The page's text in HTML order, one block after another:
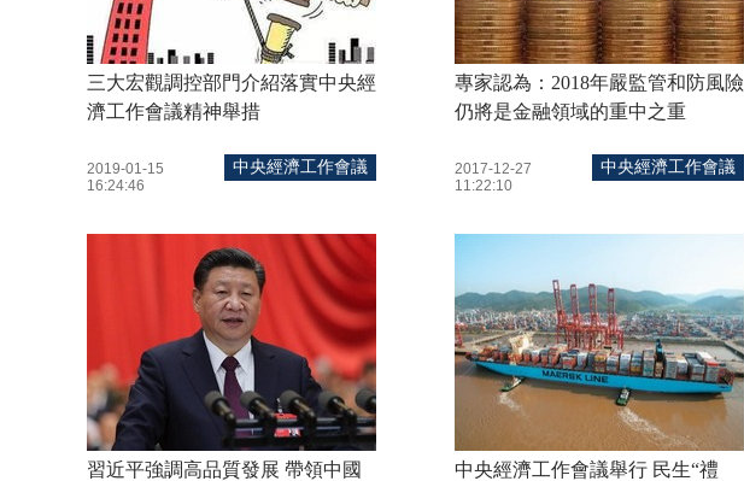
三大宏觀調控部門介紹落實中央經
濟工作會議精神舉措
中央經濟工作會議
2019-01-15
16:24:46
專家認為：2018年嚴監管和防風險
仍將是金融領域的重中之重
中央經濟工作會議
2017-12-27
11:22:10
習近平強調高品質發展 帶領中國
中央經濟工作會議舉行 民生“禮